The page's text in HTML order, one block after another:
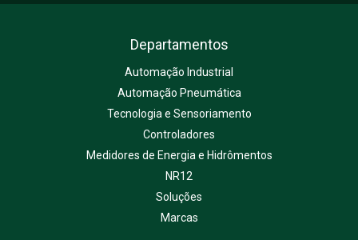
Departamentos
Automação Industrial
Automação Pneumática
Tecnologia e Sensoriamento
Controladores
Medidores de Energia e Hidrômentos
NR12
Soluções
Marcas